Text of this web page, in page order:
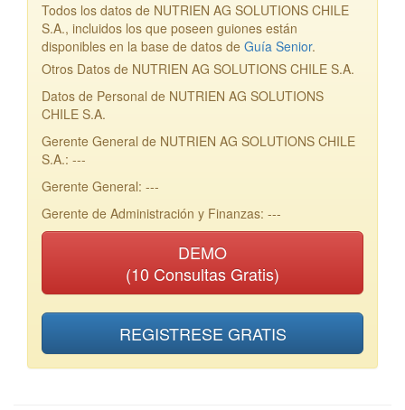
Todos los datos de NUTRIEN AG SOLUTIONS CHILE
S.A., incluidos los que poseen guiones están
disponibles en la base de datos de Guía Senior.
Otros Datos de NUTRIEN AG SOLUTIONS CHILE S.A.
Datos de Personal de NUTRIEN AG SOLUTIONS
CHILE S.A.
Gerente General de NUTRIEN AG SOLUTIONS CHILE
S.A.: ---
Gerente General: ---
Gerente de Administración y Finanzas: ---
DEMO
(10 Consultas Gratis)
REGISTRESE GRATIS